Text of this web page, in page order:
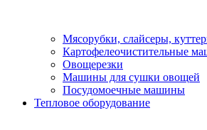
Мясорубки, слайсеры,
Картофелеочистительные
Овощерезки
Машины для сушки овощей
Посудомоечные машины
Тепловое оборудование